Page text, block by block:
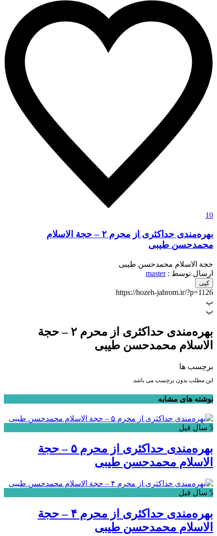
10
بهره‌مندی حداکثری از محرم ۲ – حجة الاسلام
محمدحسن طیبی
حجة الاسلام محمدحسن طیبی
ارسال توسط :master
کپی
https://hozeh-jahrom.ir/?p=1126
پ
پ
بهره‌مندی حداکثری از محرم ۲ – حجة
الاسلام محمدحسن طیبی
برچسب ها
این مطلب بدون برچسب می باشد.
نوشته های مشابه
5 سال قبل
بهره‌مندی حداکثری از محرم ۵ – حجة
الاسلام محمدحسن طیبی
5 سال قبل
بهره‌مندی حداکثری از محرم ۴ – حجة
الاسلام محمدحسن طیبی